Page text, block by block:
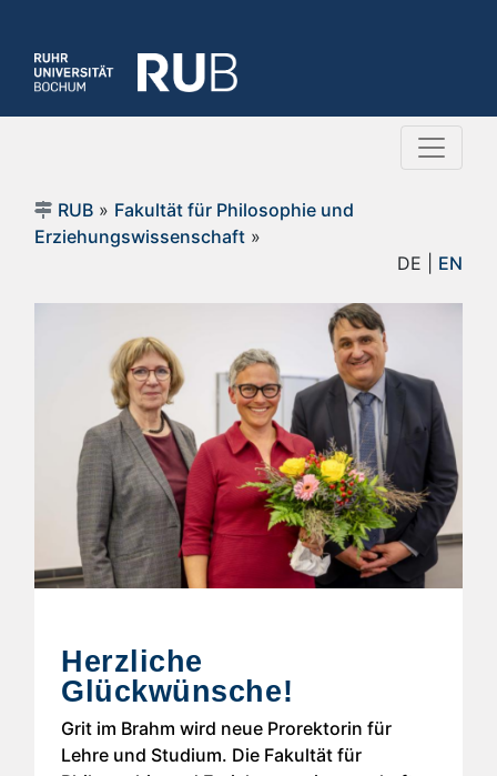
RUB » Fakultät für Philosophie und
Erziehungswissenschaft »
DE | EN
Herzliche
Glückwünsche!
Grit im Brahm wird neue Prorektorin für
Lehre und Studium. Die Fakultät für